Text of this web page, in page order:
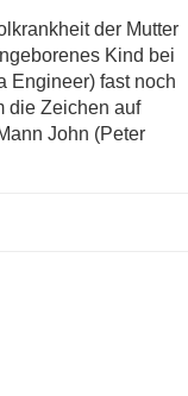
der Mutter
Kind bei
Engineer) fast noch
die Zeichen auf
John (Peter